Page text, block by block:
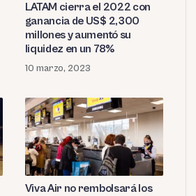
LATAM cierra el 2022 con
ganancia de US$ 2,300
millones y aumentó su
liquidez en un 78%
10 marzo, 2023
Viva Air no rembolsará los